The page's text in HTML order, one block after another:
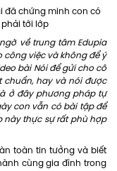
đã chứng minh con có
tới lớp
về trung tâm Edupia
công việc và không để ý
bài Nói để gửi cho cô
hay và nói được
ở đây phương pháp tự
con vẫn có bài tập để
này thực sự rất phù hợp
toàn tin tưởng và biết
cùng gia đình trong